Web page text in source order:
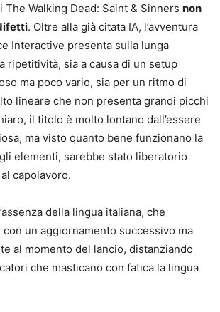
Walking Dead: Saint & Sinners non
. Oltre alla già citata IA, l’avventura
Interactive presenta sulla lunga
ripetitività, sia a causa di un setup
ma poco vario, sia per un ritmo di
lineare che non presenta grandi picchi
il titolo è molto lontano dall’essere
ma visto quanto bene funzionano la
elementi, sarebbe stato liberatorio
capolavoro.
della lingua italiana, che
un aggiornamento successivo ma
al momento del lancio, distanziando
che masticano con fatica la lingua